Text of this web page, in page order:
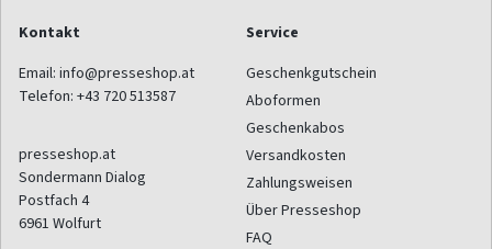
Kontakt
Email: info@presseshop.at
Telefon: +43 720 513587
presseshop.at
Sondermann Dialog
Postfach 4
6961 Wolfurt
Service
Geschenkgutschein
Aboformen
Geschenkabos
Versandkosten
Zahlungsweisen
Über Presseshop
FAQ